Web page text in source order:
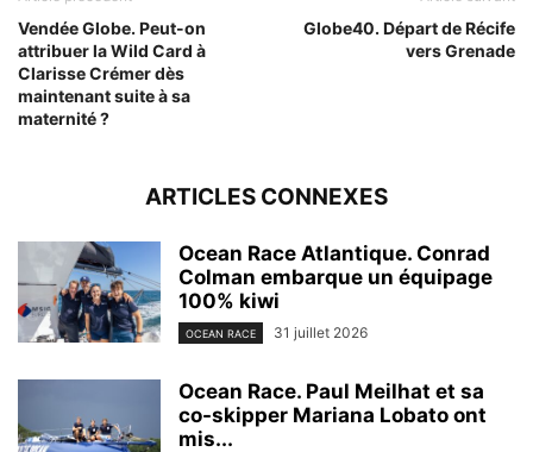
Vendée Globe. Peut-on
attribuer la Wild Card à
Clarisse Crémer dès
maintenant suite à sa
maternité ?
Globe40. Départ de Récife
vers Grenade
ARTICLES CONNEXES
Ocean Race Atlantique. Conrad
Colman embarque un équipage
100% kiwi
OCEAN RACE 31 juillet 2026
Ocean Race. Paul Meilhat et sa
co-skipper Mariana Lobato ont
mis...